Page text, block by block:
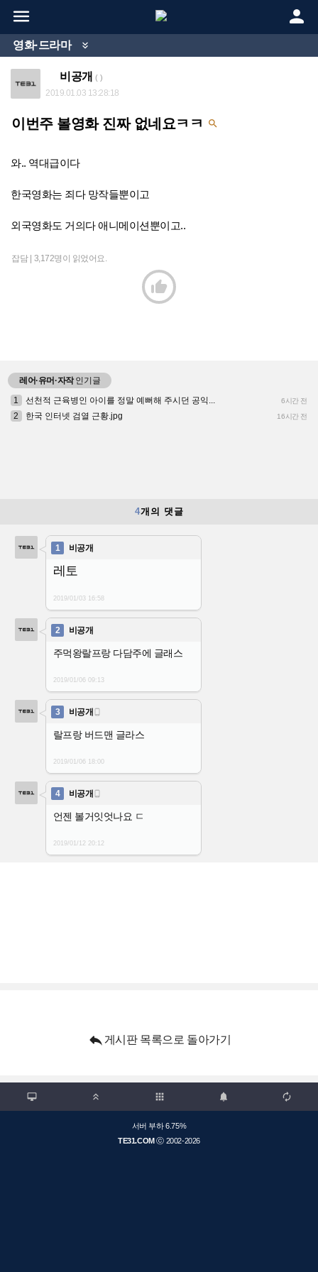
 
영화·드라마 
비공개 ( )
2019.01.03 13:28:18
이번주 볼영화 진짜 없네요ㅋㅋ 
와.. 역대급이다
한국영화는 죄다 망작들뿐이고
외국영화도 거의다 애니메이션뿐이고..
잡담 | 3,172명이 읽었어요.

레어·유머·자작인기글
1
선천적 근육병인 아이를 정말 예뻐해 주시던 공익... 6시간 전
2 한국 인터넷 검열 근황.jpg 16시간 전
4개의 댓글
1 비공개
레토
2019/01/03 16:58
2 비공개
주먹왕랄프랑 다담주에 글래스
2019/01/0609:13
3 비공개 
랄프랑 버드맨 글라스
2019/01/0618:00
4 비공개 
언젠 볼거잇엇나요 ㄷ
2019/01/12 20:12
 게시판 목록으로 돌아가기
  apps  
서버 부하 6.75%
TE31.COMⓒ 2002-2026